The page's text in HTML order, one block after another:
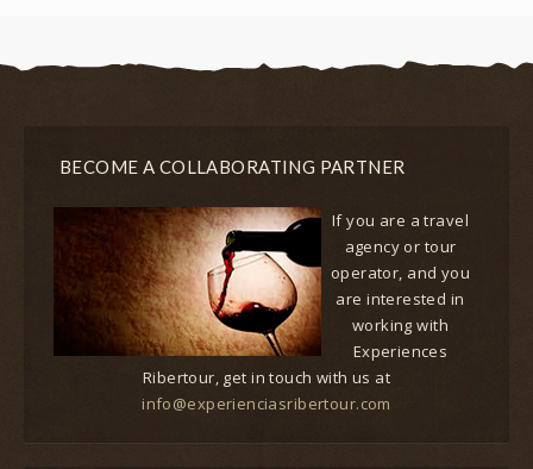
BECOME A COLLABORATING PARTNER
If you are a travel
agency or tour
operator, and you
are interested in
working with
Experiences
Ribertour, get in touch with us at
info@experienciasribertour.com